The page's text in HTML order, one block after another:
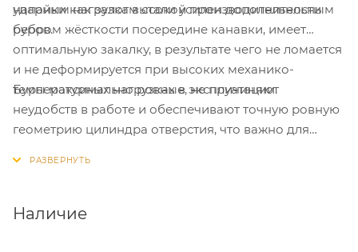
напайки как залог высокой производительности
буров.
ударным нагрузкам стали усилен дополнительным
ребром жёсткости посередине канавки, имеет
оптимальную закалку, в результате чего не ломается
и не деформируется при высоких механико-
температурных нагрузках в эксплуатации.
Буры максимально ровные, не причиняют
неудобств в работе и обеспечивают точную ровную
геометрию цилиндра отверстия, что важно для
Наличие